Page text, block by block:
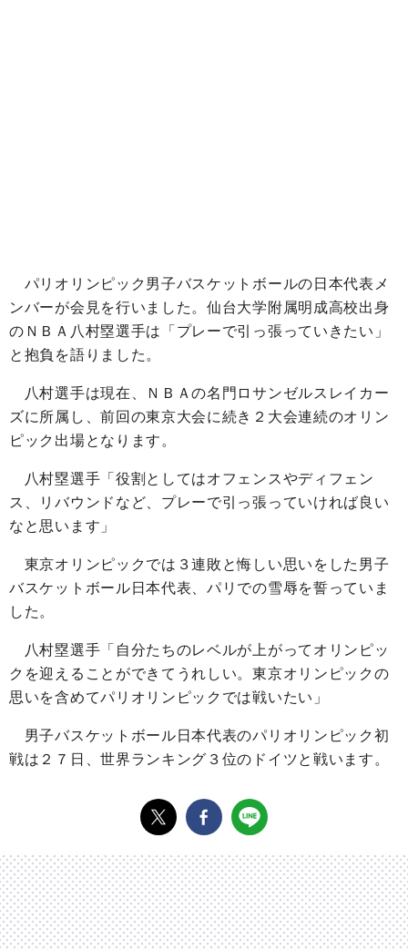
パリオリンピック男子バスケットボールの日本代表メ
ンバーが会見を行いました。仙台大学附属明成高校出身
のＮＢＡ八村塁選手は「プレーで引っ張っていきたい」
と抱負を語りました。
八村選手は現在、ＮＢＡの名門ロサンゼルスレイカー
ズに所属し、前回の東京大会に続き２大会連続のオリン
ピック出場となります。
八村塁選手「役割としてはオフェンスやディフェン
ス、リバウンドなど、プレーで引っ張っていければ良い
なと思います」
東京オリンピックでは３連敗と悔しい思いをした男子
バスケットボール日本代表、パリでの雪辱を誓っていま
した。
八村塁選手「自分たちのレベルが上がってオリンピッ
クを迎えることができてうれしい。東京オリンピックの
思いを含めてパリオリンピックでは戦いたい」
男子バスケットボール日本代表のパリオリンピック初
戦は２７日、世界ランキング３位のドイツと戦います。